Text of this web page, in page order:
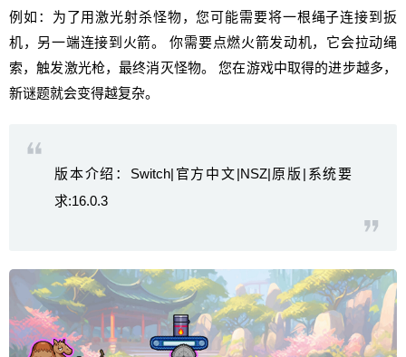
例如：为了用激光射杀怪物，您可能需要将一根绳子连接到扳
机，另一端连接到火箭。 你需要点燃火箭发动机，它会拉动绳
索，触发激光枪，最终消灭怪物。 您在游戏中取得的进步越多，
新谜题就会变得越复杂。
版本介绍：Switch|官方中文|NSZ|原版|系统要
求:16.0.3